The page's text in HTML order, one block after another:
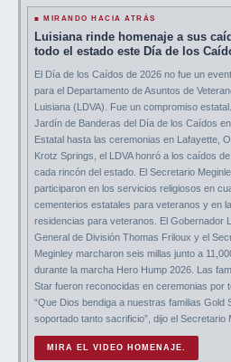
■ MIRANDO HACIA ATRÁS
Luisiana rinde homenaje a sus
todo el estado este Día de los
El Día de los Caídos de 2026 no fue un
para el Departamento de Asuntos de
Luisiana (LDVA). Fue un compromiso
Jardín de Banderas del Día de los Caídos
Estatal hasta las ceremonias en Lafayette,
Krotz Springs, el LDVA honró a los caídos
cada rincón del estado. El Secretario
participaron en los servicios religiosos en
cementerios estatales para veteranos y en
residencias para veteranos. El Gobernador
General de División Thomas Friloux y el
Meginley marcharon seis millas junto a
durante la marcha Hero Hump 2026. Las
Star fueron reconocidas en ceremonias por
“Que Dios bendiga a nuestras familias Gold
soportado tanto sacrificio”, dijo el Secretario
MIRA EL VIDEO HOMENAJE.